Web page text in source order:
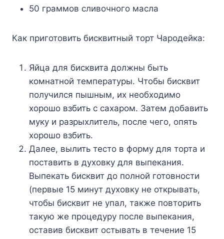
50 граммов сливочного масла
Как приготовить бисквитный торт Чародейка:
Яйца для бисквита должны быть
комнатной температуры. Чтобы бисквит
получился пышным, их необходимо
хорошо взбить с сахаром. Затем добавить
муку и разрыхлитель, после чего, опять
хорошо взбить.
Далее, вылить тесто в форму для торта и
поставить в духовку для выпекания.
Выпекать бисквит до полной готовности
(первые 15 минут духовку не открывать,
чтобы бисквит не упал, также повторить
такую же процедуру после выпекания,
оставив бисквит остывать в течение 15